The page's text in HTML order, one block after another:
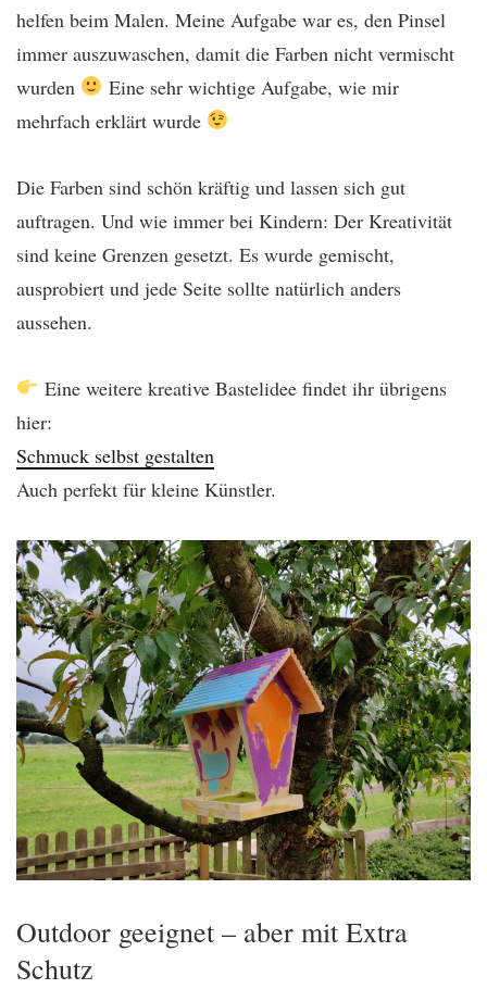
helfen beim Malen. Meine Aufgabe war es, den Pinsel
immer auszuwaschen, damit die Farben nicht vermischt
wurden
Eine sehr wichtige Aufgabe, wie mir
mehrfach erklärt wurde
Die Farben sind schön kräftig und lassen sich gut
auftragen. Und wie immer bei Kindern: Der Kreativität
sind keine Grenzen gesetzt. Es wurde gemischt,
ausprobiert und jede Seite sollte natürlich anders
aussehen.
Eine weitere kreative Bastelidee findet ihr übrigens
hier:
Schmuck selbst gestalten
Auch perfekt für kleine Künstler.
Outdoor geeignet – aber mit Extra
Schutz